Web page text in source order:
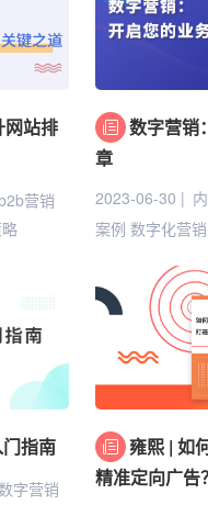
网站排
营销
数字营销
章
2023-06-30
案例 数字化营
指南
字营销
雍熙 | 如
精准定向广告？